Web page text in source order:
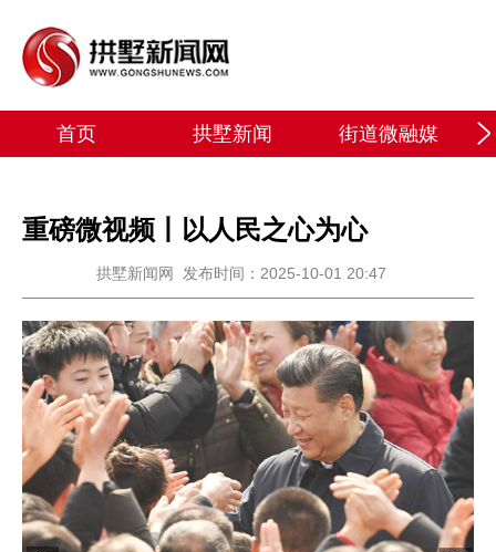
首页 拱墅新闻 街道微融媒
重磅微视频丨以人民之心为心
拱墅新闻网 发布时间：2025-10-01 20:47